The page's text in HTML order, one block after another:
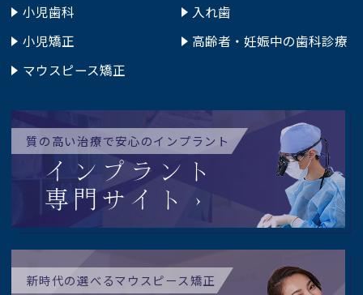
小児歯科
小児矯正
マウスピース矯正
入れ歯
高齢者・妊娠中の歯科診療
質の高い治療で安心のインプラント
インプラント
専門サイト
新時代の選べるマウスピース矯正